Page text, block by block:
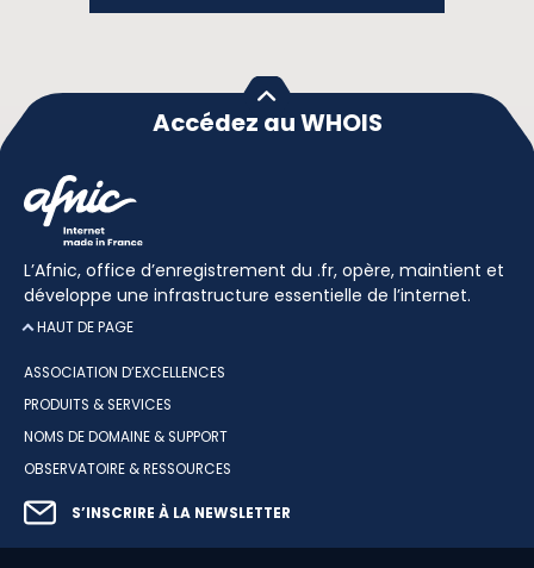
Accédez au WHOIS
L’Afnic, office d’enregistrement du .fr, opère, maintient et
développe une infrastructure essentielle de l’internet.
HAUT DE PAGE
ASSOCIATION D’EXCELLENCES
PRODUITS & SERVICES
NOMS DE DOMAINE & SUPPORT
OBSERVATOIRE & RESSOURCES
S’INSCRIRE À LA NEWSLETTER